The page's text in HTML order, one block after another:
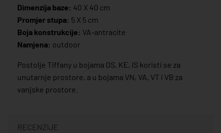
Dimenzija baze: 40 X 40 cm
Promjer stupa: 5 X 5 cm
Boja konstrukcije: VA-antracite
Namjena: outdoor
Postolje Tiffany u bojama OS, KE, IS koristi se za
unutarnje prostore, a u bojama VN, VA, VT i VB za
vanjske prostore.
RECENZIJE